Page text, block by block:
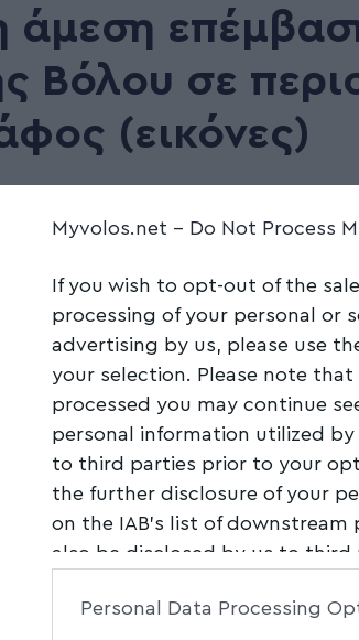
Myvolos.net - Do Not Process
If you wish to opt-out of the
processing of your personal or
advertising by us, please use
your selection. Please note
processed you may continue
personal information utilized
to third parties prior to your
the further disclosure of your
on the IAB’s list of
also be disclosed by us to third
parties.
Personal Data Processing
άμεση
Βόλου σε
(εικόνες)